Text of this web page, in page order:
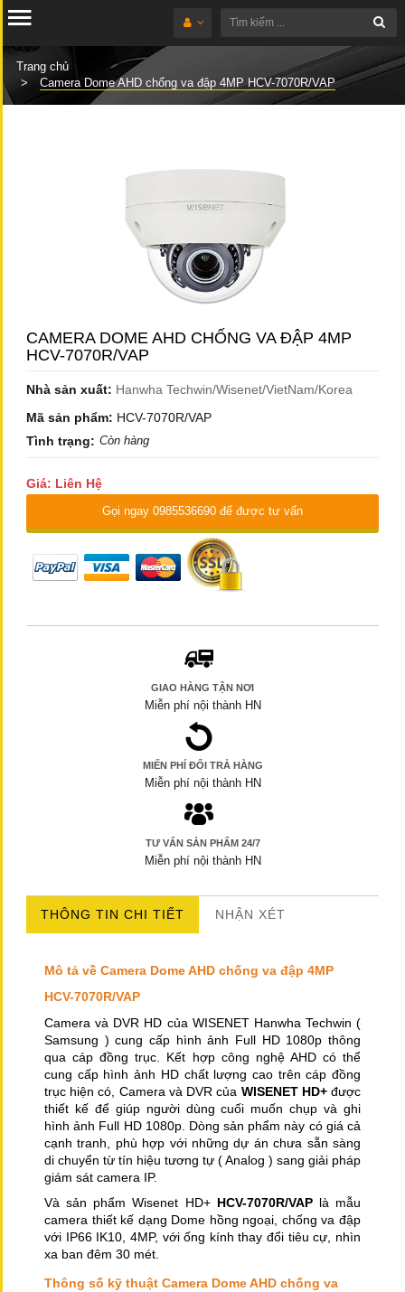
Trang chủ
Camera Dome AHD chống va đập 4MP HCV-7070R/VAP
CAMERA DOME AHD CHỐNG VA ĐẬP 4MP
HCV-7070R/VAP
Nhà sản xuất: Hanwha Techwin/Wisenet/VietNam/Korea
Mã sản phẩm: HCV-7070R/VAP
Tình trạng: Còn hàng
Giá: Liên Hệ
Gọi ngay 0985536690 để được tư vấn
GIAO HÀNG TẬN NƠI
Miễn phí nội thành HN
MIẾN PHÍ ĐỔI TRẢ HÀNG
Miễn phí nội thành HN
TƯ VẤN SẢN PHẨM 24/7
Miễn phí nội thành HN
THÔNG TIN CHI TIẾT NHẬN XÉT
Mô tả về Camera Dome AHD chống va đập 4MP
HCV-7070R/VAP
Camera và DVR HD của WISENET Hanwha Techwin (
Samsung ) cung cấp hình ảnh Full HD 1080p thông
qua cáp đồng trục. Kết hợp công nghệ AHD có thể
cung cấp hình ảnh HD chất lượng cao trên cáp đồng
trục hiện có, Camera và DVR của WISENET HD+được
thiết kế để giúp người dùng cuối muốn chụp và ghi
hình ảnh Full HD 1080p. Dòng sản phẩm này có giá cả
cạnh tranh, phù hợp với những dự án chưa sẵn sàng
di chuyển từ tín hiệu tương tự ( Analog ) sang giải pháp
giám sát camera IP.
Và sản phẩm Wisenet HD+ HCV-7070R/VAPlà mẫu
camera thiết kế dạng Dome hồng ngoại, chống va đập
với IP66 IK10, 4MP, với ống kính thay đổi tiêu cự, nhìn
xa ban đêm 30 mét.
Thông số kỹ thuật Camera Dome AHD chống va